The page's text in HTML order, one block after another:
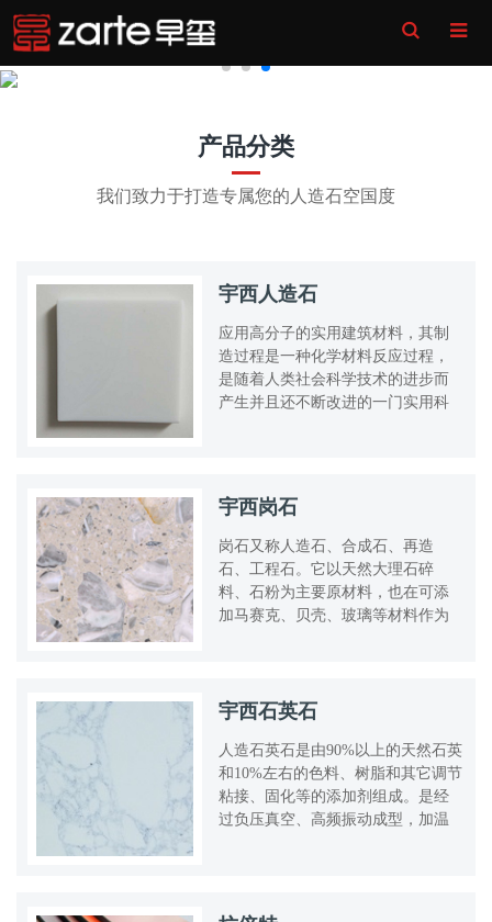
Toggle
Search
产品分类
我们致力于打造专属您的人造石空国度
宇西人造石
应用高分子的实用建筑材料，其制
造过程是一种化学材料反应过程，
是随着人类社会科学技术的进步而
产生并且还不断改进的一门实用科
宇西岗石
岗石又称人造石、合成石、再造
石、工程石。它以天然大理石碎
料、石粉为主要原材料，也在可添
加马赛克、贝壳、玻璃等材料作为
宇西石英石
人造石英石是由90%以上的天然石英
和10%左右的色料、树脂和其它调节
粘接、固化等的添加剂组成。是经
过负压真空、高频振动成型，加温